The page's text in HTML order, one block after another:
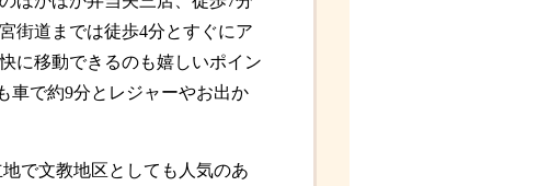
街道までは徒歩4分とすぐにア
に移動できるのも嬉しいポイン
車で約9分とレジャーやお出か
で文教地区としても人気のあ